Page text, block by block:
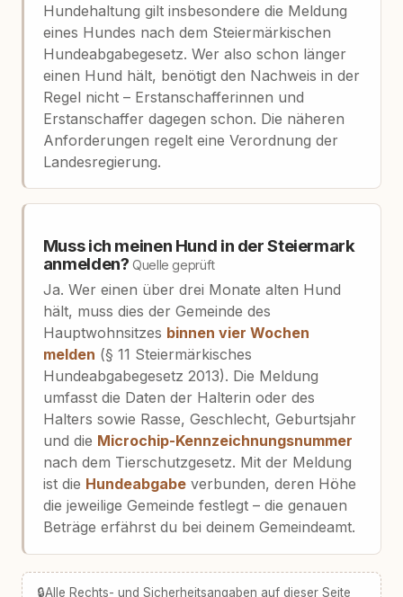
Hundehaltung gilt insbesondere die Meldung
eines Hundes nach dem Steiermärkischen
Hundeabgabegesetz. Wer also schon länger
einen Hund hält, benötigt den Nachweis in der
Regel nicht – Erstanschafferinnen und
Erstanschaffer dagegen schon. Die näheren
Anforderungen regelt eine Verordnung der
Landesregierung.
Muss ich meinen Hund in der Steiermark
anmelden?Quelle geprüft
Ja. Wer einen über drei Monate alten Hund
hält, muss dies der Gemeinde des
Hauptwohnsitzes binnen vier Wochen
melden (§ 11 Steiermärkisches
Hundeabgabegesetz 2013). Die Meldung
umfasst die Daten der Halterin oder des
Halters sowie Rasse, Geschlecht, Geburtsjahr
und die Microchip-Kennzeichnungsnummer
nach dem Tierschutzgesetz. Mit der Meldung
ist die Hundeabgabeverbunden, deren Höhe
die jeweilige Gemeinde festlegt – die genauen
Beträge erfährst du bei deinem Gemeindeamt.
🔒Alle Rechts- und Sicherheitsangaben auf dieser Seite